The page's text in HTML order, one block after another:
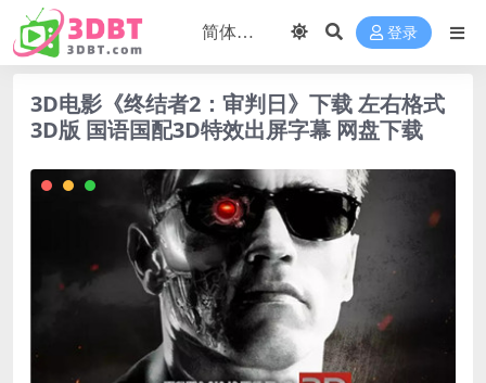
登录
3D电影《终结者2：审判日》下载 左右格式
3D版 国语国配3D特效出屏字幕 网盘下载